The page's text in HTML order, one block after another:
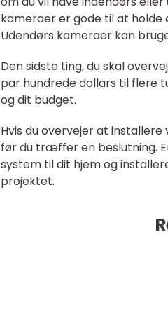
kameraer er gode til at holde
Udendørs kameraer kan
Den sidste ting, du skal
par hundrede dollars til flere
og dit budget.
Hvis du overvejer at
før du træffer en beslutning.
system til dit hjem og
projektet.